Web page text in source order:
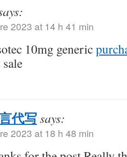
2023 at 14 h 41 min
10mg generic
代写says:
2023 at 18 h 48 min